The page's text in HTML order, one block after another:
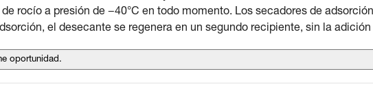
rocío a presión de −40°C en todo momento. Los secadores de
el desecante se regenera en un segundo recipiente, sin la
oportunidad.